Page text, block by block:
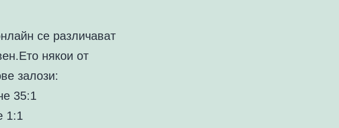
се различават
някои от
залози:
35:1
1:1